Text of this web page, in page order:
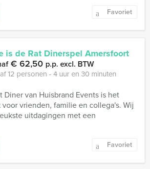
Favoriet
is de Rat Dinerspel Amersfoort
€ 62,50 p.p. excl. BTW
12 personen ‐ 4 uur en 30 minuten
Diner van Huisbrand Events is het
vrienden, familie en collega's. Wij
uitdagingen met een
Favoriet